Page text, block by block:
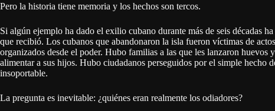
Pero la historia tiene memoria y los hechos son tercos.
Si algún ejemplo ha dado el exilio cubano durante más de seis décadas
que recibió. Los cubanos que abandonaron la isla fueron víctimas de
organizados desde el poder. Hubo familias a las que les lanzaron huevos
alimentar a sus hijos. Hubo ciudadanos perseguidos por el simple hecho
insoportable.
La pregunta es inevitable: ¿quiénes eran realmente los odiadores?